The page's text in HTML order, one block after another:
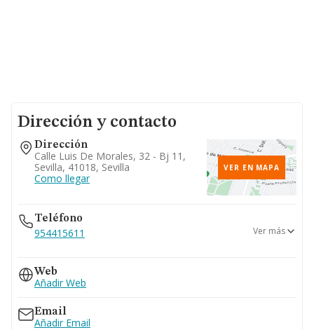
Dirección y contacto
Dirección
Calle Luis De Morales, 32 - Bj 11,
Sevilla, 41018, Sevilla
Como llegar
VER EN MAPA
Teléfono
954415611
954423041
Ver más
Web
Añadir Web
Email
Añadir Email